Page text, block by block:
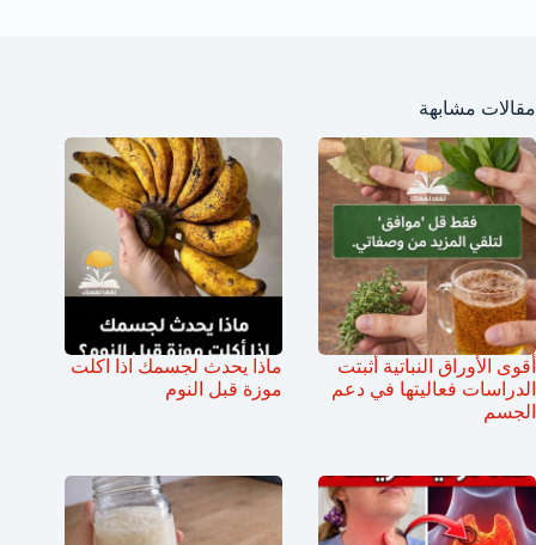
مقالات مشابهة
أقوى الأوراق النباتية أثبتت
الدراسات فعاليتها في دعم
الجسم
ماذا يحدث لجسمك اذا اكلت
موزة قبل النوم